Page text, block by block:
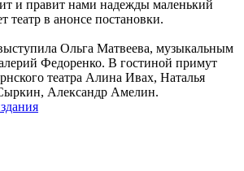
и правит нами надежды маленький
в анонсе постановки.
Ольга Матвеева, музыкальным
Федоренко. В гостиной примут
театра Алина Ивах, Наталья
Александр Амелин.